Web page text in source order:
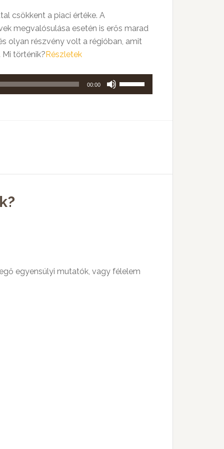
csökkent a piaci értéke. A
megvalósulása esetén is erős marad
olyan részvény volt a régióban, amit
történik?Részletek
00:00
hangerő
illetőleg
egyensúlyi mutatók, vagy félelem